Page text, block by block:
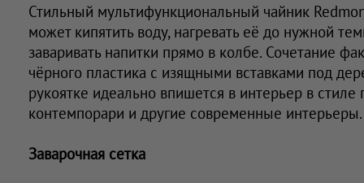
Стильный мультифункциональный чайник
может кипятить воду, нагревать её до нужной
заваривать напитки прямо в колбе. Сочетание
чёрного пластика с изящными вставками под
рукоятке идеально впишется в интерьер в стиле
контемпорари и другие современные интерьеры.
Заварочная сетка